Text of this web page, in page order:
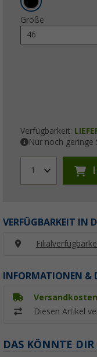
Größe
46
Verfügbarkeit:
Nur noch geringe
1
VERFÜGBARKEIT IN
INFORMATIONEN &
Diesen Artikel
DAS KÖNNTE